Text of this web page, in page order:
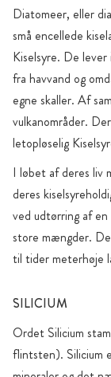
Diatomeer, eller
små encellede
Kiselsyre. De
fra havvand og
egne skaller. Af
vulkanområder.
letopløselig
I løbet af deres liv
deres
ved udtørring af en
store mængder.
til tider meterhøje
SILICIUM
Ordet Silicium
flintsten). Silicium